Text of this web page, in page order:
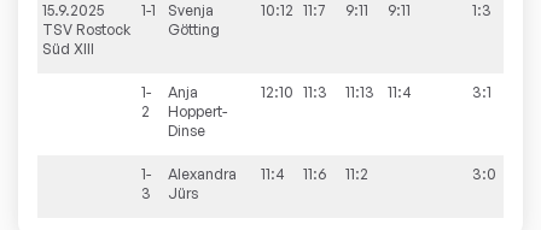
15.9.2025
TSV Rostock
Süd XIII
1-1
Svenja
Götting
10:12 11:7 9:11 9:11 1:3
1-
2
Anja
Hoppert-
Dinse
12:10 11:3 11:13 11:4 3:1
1-
3
Alexandra
Jürs
11:4 11:6 11:2 3:0